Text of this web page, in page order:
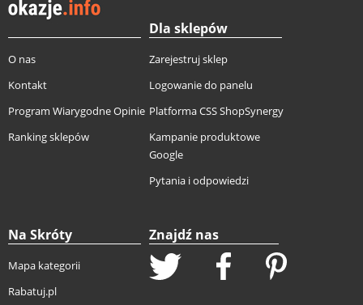
O nas
Kontakt
Program Wiarygodne Opinie
Ranking sklepów
Dla sklepów
Zarejestruj sklep
Logowanie do panelu
Platforma CSS ShopSynergy
Kampanie produktowe
Google
Pytania i odpowiedzi
Na Skróty
Mapa kategorii
Rabatuj.pl
Znajdź nas